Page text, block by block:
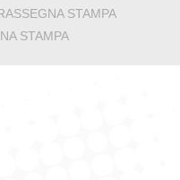
STAMPA
STAMPA